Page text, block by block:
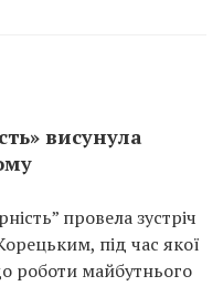
висунула
провела зустріч
під час якої
роботи майбутнього